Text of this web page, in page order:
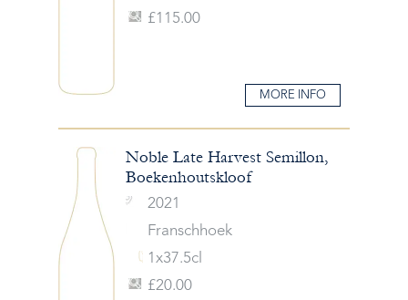
£115.00
MORE INFO
Noble Late Harvest Semillon,
Boekenhoutskloof
2021
Franschhoek
1x37.5cl
£20.00